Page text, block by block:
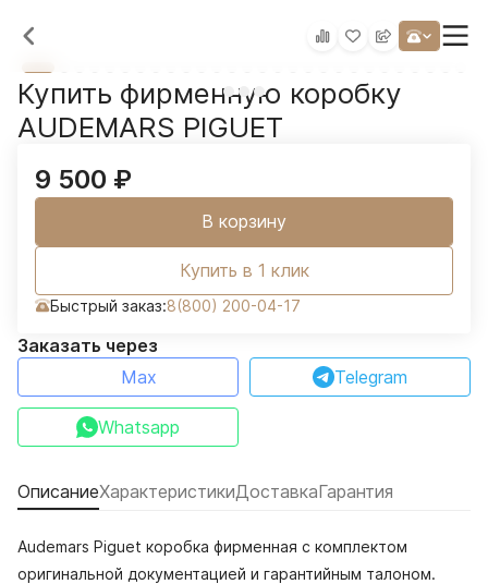
Купить фирменную коробку
AUDEMARS PIGUET
9 500 ₽
В корзину
Купить в 1 клик
Быстрый заказ:8(800) 200-04-17
Заказать через
Max
Telegram
Whatsapp
ОписаниеХарактеристикиДоставкаГарантия
Audemars Piguet коробка фирменная с комплектом
оригинальной документацией и гарантийным талоном.